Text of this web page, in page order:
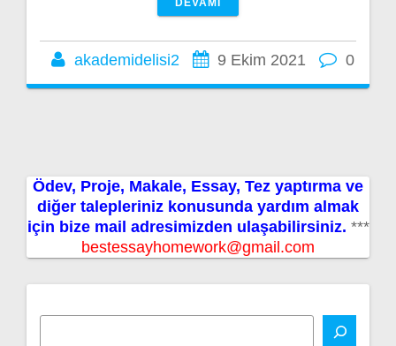
DEVAMI
akademidelisi2 9 Ekim 2021 0
Ödev, Proje, Makale, Essay, Tez yaptırma ve
diğer talepleriniz konusunda yardım almak
için bize mail adresimizden ulaşabilirsiniz. ***
bestessayhomework@gmail.com